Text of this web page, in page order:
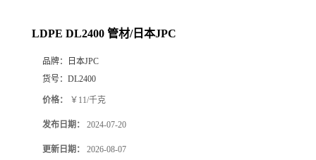
LDPE DL2400 管材/日本JPC
品牌：
日本JPC
货号： DL2400
价格： ￥11/千克
发布日期： 2024-07-20
更新日期： 2026-08-07